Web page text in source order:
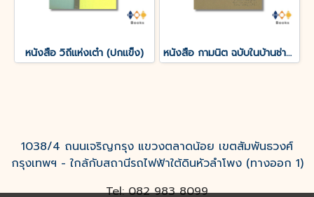
หนังสือ วิถีแห่งเต๋า (ปกแข็ง) หนังสือ กามนิต ฉบับในบ้านช่างปั้นหม้อ
1038/4 ถนนเจริญกรุง แขวงตลาดน้อย เขตสัมพันธวงศ์
กรุงเทพฯ - ใกล้กับสถานีรถไฟฟ้าใต้ดินหัวลำโพง (ทางออก 1)
Tel: 082 983 8099